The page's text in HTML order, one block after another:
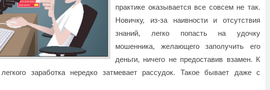
практике оказывается все совсем не так.
Новичку, из-за наивности и отсутствия
знаний, легко попасть на удочку
мошенника, желающего заполучить его
деньги, ничего не предоставив взамен. К
заработка нередко затмевает рассудок. Такое бывает даже с